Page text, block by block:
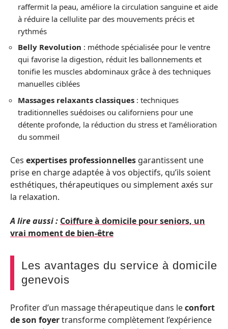
raffermit la peau, améliore la circulation sanguine et aide
à réduire la cellulite par des mouvements précis et
rythmés
Belly Revolution : méthode spécialisée pour le ventre
qui favorise la digestion, réduit les ballonnements et
tonifie les muscles abdominaux grâce à des techniques
manuelles ciblées
Massages relaxants classiques : techniques
traditionnelles suédoises ou californiens pour une
détente profonde, la réduction du stress et l’amélioration
du sommeil
Ces expertises professionnelles garantissent une
prise en charge adaptée à vos objectifs, qu’ils soient
esthétiques, thérapeutiques ou simplement axés sur
la relaxation.
A lire aussi : Coiffure à domicile pour seniors, un
vrai moment de bien-être
Les avantages du service à domicile
genevois
Profiter d’un massage thérapeutique dans leconfort
de son foyertransforme complètement l’expérience